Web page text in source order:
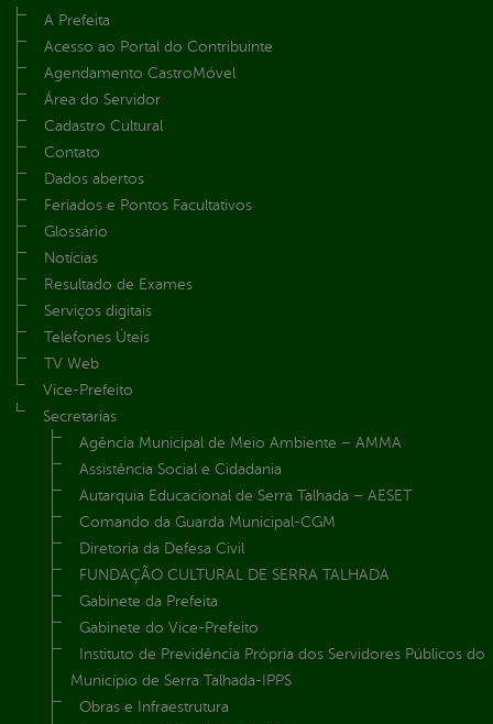
A Prefeita
Acesso ao Portal do Contribuinte
Agendamento CastroMóvel
Área do Servidor
Cadastro Cultural
Contato
Dados abertos
Feriados e Pontos Facultativos
Glossário
Notícias
Resultado de Exames
Serviços digitais
Telefones Úteis
TV Web
Vice-Prefeito
Secretarias
Agência Municipal de Meio Ambiente – AMMA
Assistência Social e Cidadania
Autarquia Educacional de Serra Talhada – AESET
Comando da Guarda Municipal-CGM
Diretoria da Defesa Civil
FUNDAÇÃO CULTURAL DE SERRA TALHADA
Gabinete da Prefeita
Gabinete do Vice-Prefeito
Instituto de Previdência Própria dos Servidores Públicos do
Município de Serra Talhada-IPPS
Obras e Infraestrutura